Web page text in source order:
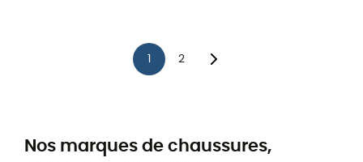
2
Nos marques de chaussures,